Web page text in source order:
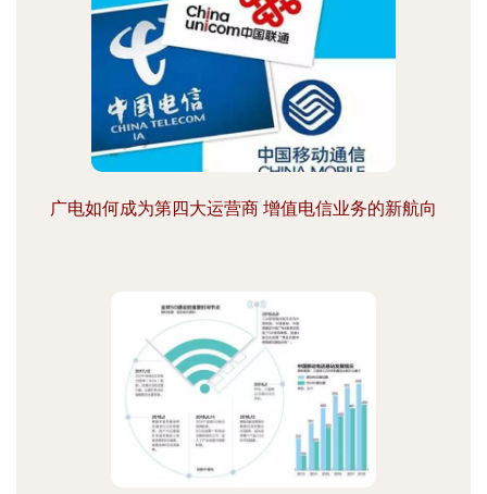
广电如何成为第四大运营商 增值电信业务的新航向